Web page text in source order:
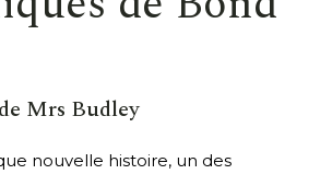
Mrs Budley
nouvelle histoire, un des